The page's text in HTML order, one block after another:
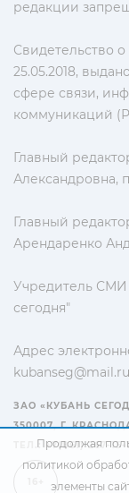
редакции
Свидетельство
25.05.2018,
сфере связи,
коммуникаций
Главный
Александровна,
Главный
Арендаренко
Учредитель СМИ
сегодня"
Адрес
kubanseg@mail.ru
ЗАО «КУБАНЬ
350007, Г.
ТЕЛ.: +7(861) 267-15-
Продолжая
политикой
элементы